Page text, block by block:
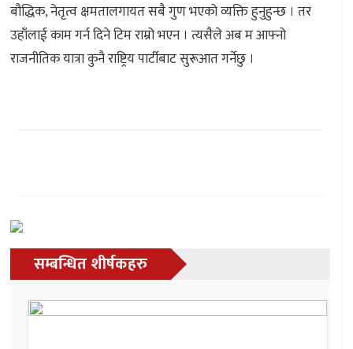
बौद्धिक, नेतृत्व क्षमतालगायत सबै गुण भएको व्यक्ति हुनुहुन्छ । तर
उहाँलाई काम गर्न दिने टिम राम्रो भएन । त्यसैले अब म आफ्नो
राजनीतिक यात्रा कुनै राष्ट्रिय पार्टीबाट सुरूआत गर्नेछु ।
सम्बन्धित शीर्षकहरु